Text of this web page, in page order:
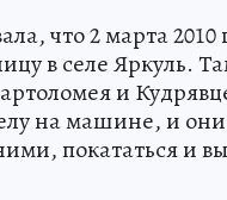
что 2 марта 2010
в селе Яркуль.
и
на машине, и они
покататься и